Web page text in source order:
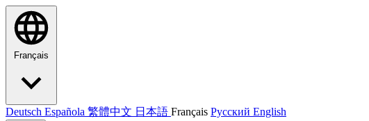
Français
Deutsch Española 繁體中文 日本語 Français Русский English